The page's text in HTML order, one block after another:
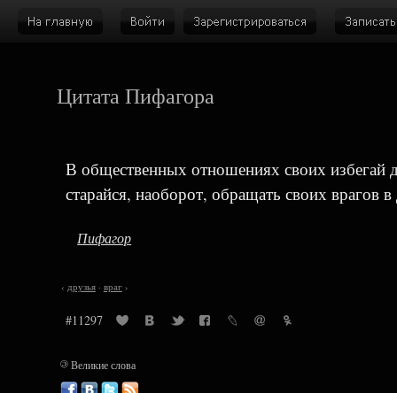
Цитата Пифагора
В общественных отношениях своих избегай
старайся, наоборот, обращать своих врагов в
Пифагор
‹ друзья· враг›
#11297
©Великие слова